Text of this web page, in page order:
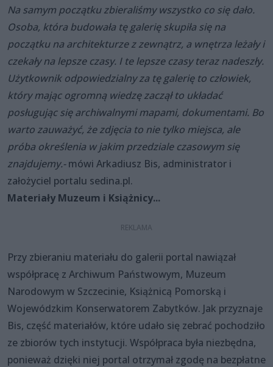
Na samym początku zbieraliśmy wszystko co się dało.
Osoba, która budowała tę galerię skupiła się na
początku na architekturze z zewnątrz, a wnętrza leżały i
czekały na lepsze czasy. I te lepsze czasy teraz nadeszły.
Użytkownik odpowiedzialny za tę galerię to człowiek,
który mając ogromną wiedzę zaczął to układać
posługując się archiwalnymi mapami, dokumentami. Bo
warto zauważyć, że zdjęcia to nie tylko miejsca, ale
próba określenia w jakim przedziale czasowym się
znajdujemy.-mówi Arkadiusz Bis, administrator i
założyciel portalu sedina.pl.
Materiały Muzeum i Książnicy...
Przy zbieraniu materiału do galerii portal nawiązał
współpracę z Archiwum Państwowym, Muzeum
Narodowym w Szczecinie, Książnicą Pomorską i
Wojewódzkim Konserwatorem Zabytków. Jak przyznaje
Bis, część materiałów, które udało się zebrać pochodziło
ze zbiorów tych instytucji. Współpraca była niezbędna,
ponieważ dzięki niej portal otrzymał zgodę na bezpłatne